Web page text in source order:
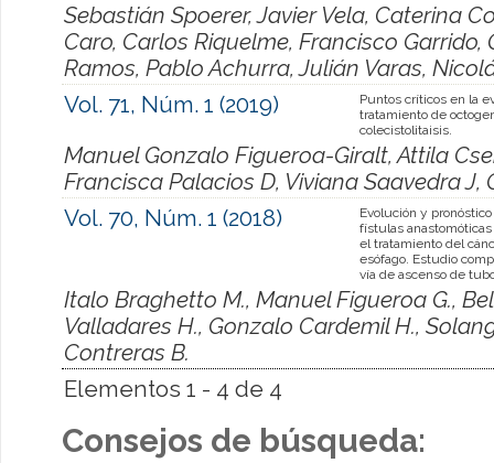
Sebastián Spoerer, Javier Vela, Caterina
Caro, Carlos Riquelme, Francisco
Ramos, Pablo Achurra, Julián Varas,
Vol. 71, Núm. 1 (2019)
Puntos críticos en la
tratamiento de
colecistolitaisis.
Manuel Gonzalo Figueroa-Giralt, Attila
Francisca Palacios D, Viviana Saavedra J,
Vol. 70, Núm. 1 (2018)
Evolución y
fístulas
el tratamiento del
esófago. Estudio
vía de ascenso de
Italo Braghetto M., Manuel Figueroa G.,
Valladares H., Gonzalo Cardemil H.,
Contreras B.
Elementos 1 - 4 de 4
Consejos de búsqueda: